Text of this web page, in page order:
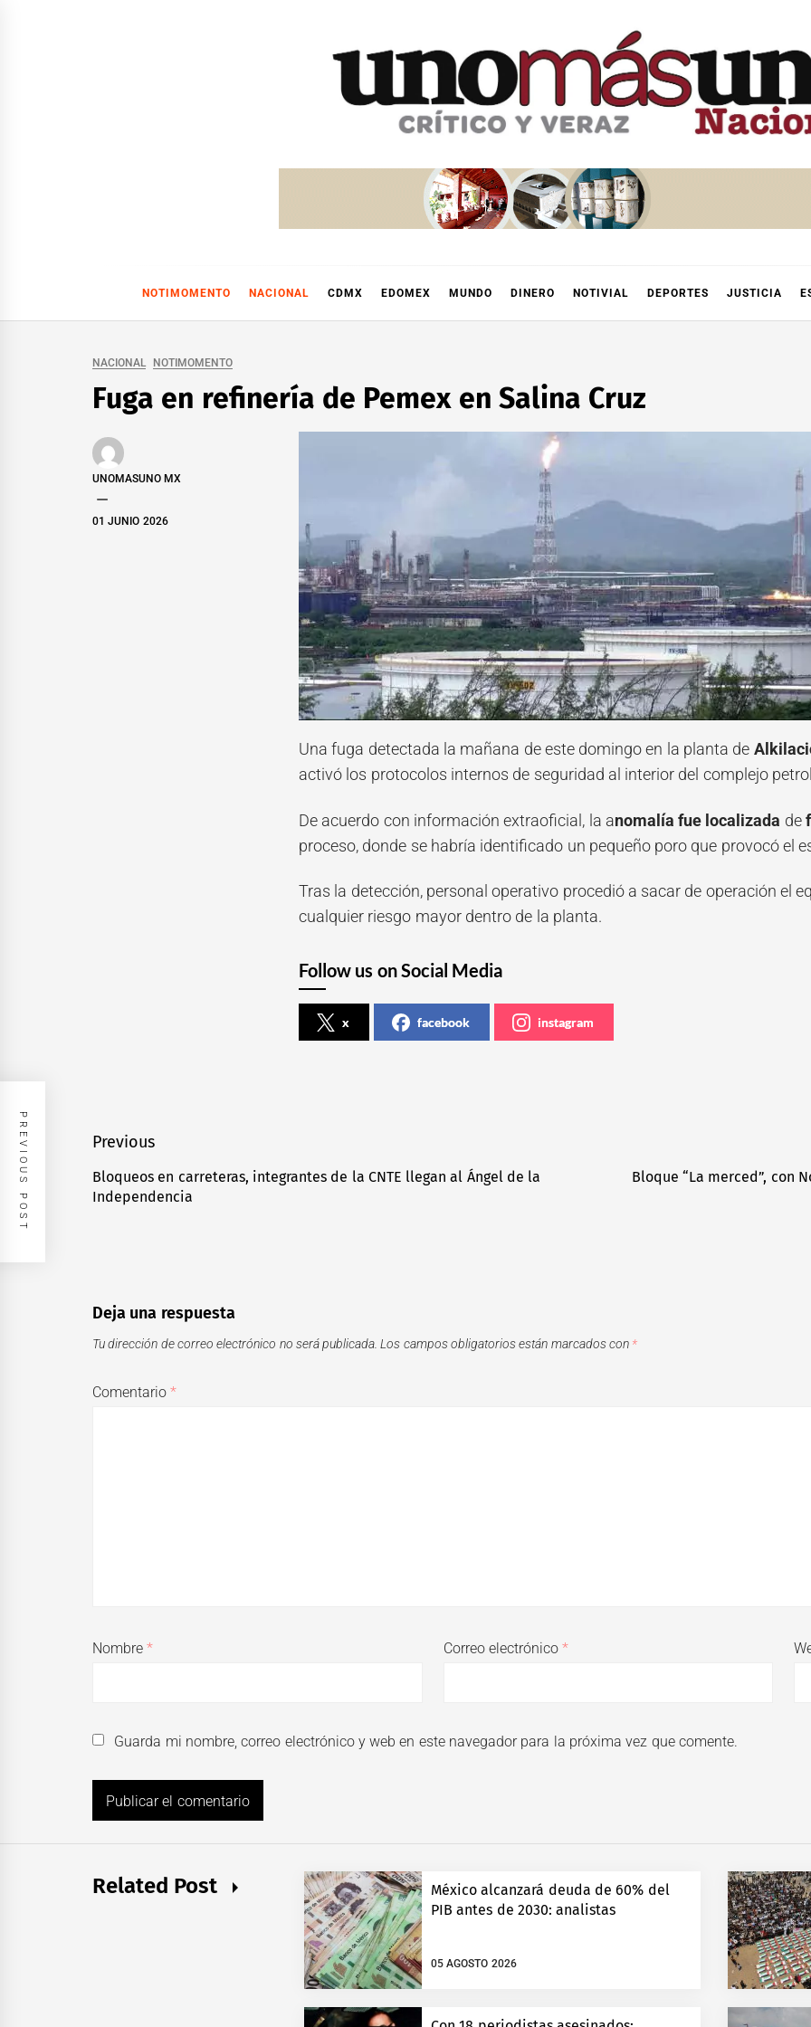
NOTIMOMENTO NACIONAL CDMX EDOMEX MUNDO DINERO NOTIVIAL DEPORTES JUSTICIA
NACIONAL NOTIMOMENTO
Fuga en refinería de Pemex en Salina Cruz
UNOMASUNO MX
01 JUNIO 2026
Una fuga detectada la mañana de este domingo en la planta de
activó los protocolos internos de seguridad al interior del complejo
De acuerdo con información extraoficial, la anomalía fue localizada de
proceso, donde se habría identificado un pequeño poro que provocó el
Tras la detección, personal operativo procedió a sacar de operación el
cualquier riesgo mayor dentro de la planta.
Follow us on Social Media
x facebook instagram
Navegación
de
entradas
Previous
Previous
post:
Bloqueos en carreteras, integrantes de la CNTE llegan al Ángel de la
Independencia
Bloque “La merced”, con
PREVIOUS POST
Deja una respuesta
Tu dirección de correo electrónico no será publicada. Los campos obligatorios están marcados con *
Comentario*
Nombre* Correo electrónico*
Guarda mi nombre, correo electrónico y web en este navegador para la próxima vez que comente.
Related Post
México alcanzará deuda de 60% del
PIB antes de 2030: analistas
05 AGOSTO 2026